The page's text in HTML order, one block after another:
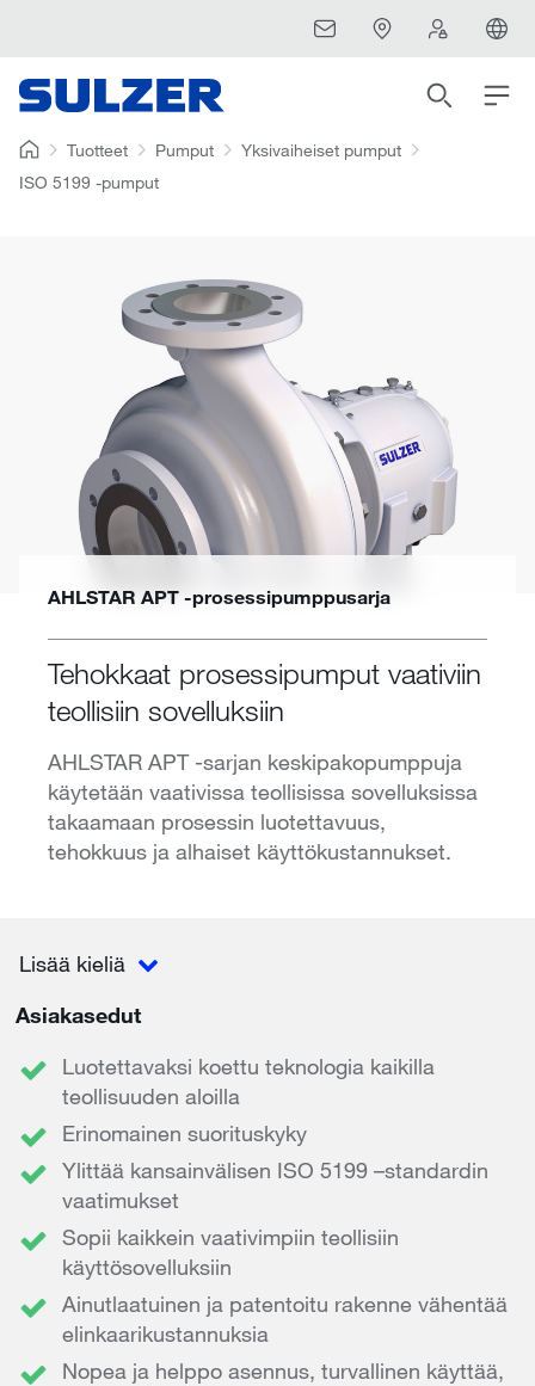
Tuotteet Pumput
Yksivaiheiset pumput
ISO 5199 -pumput
AHLSTAR APT -prosessipumppusarja
Tehokkaat prosessipumput vaativiin
teollisiin sovelluksiin
AHLSTAR APT -sarjan keskipakopumppuja
käytetään vaativissa teollisissa sovelluksissa
takaamaan prosessin luotettavuus,
tehokkuus ja alhaiset käyttökustannukset.
Lisää kieliä
Asiakasedut
Luotettavaksi koettu teknologia kaikilla
teollisuuden aloilla
Erinomainen suorituskyky
Ylittää kansainvälisen ISO 5199 –standardin
vaatimukset
Sopii kaikkein vaativimpiin teollisiin
käyttösovelluksiin
Ainutlaatuinen ja patentoitu rakenne vähentää
elinkaarikustannuksia
Nopea ja helppo asennus, turvallinen käyttää,